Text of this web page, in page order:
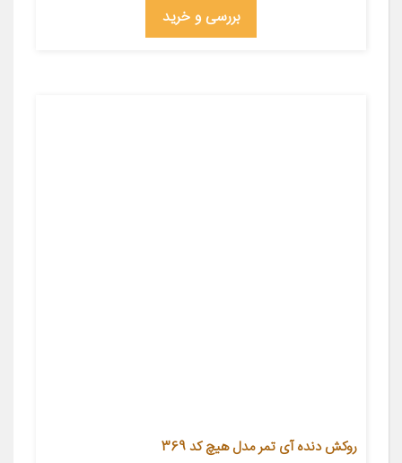
بررسی و خرید
روکش دنده آی تمر مدل هیچ کد 369